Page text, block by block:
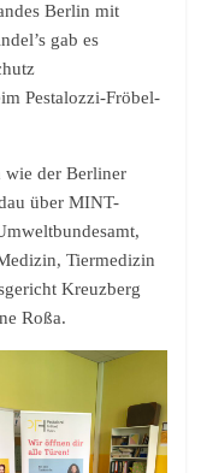
Berlin mit
gab es
Pestalozzi-Fröbel-
wie der Berliner
über MINT-
Tiermedizin
Kreuzberg
Roßa.